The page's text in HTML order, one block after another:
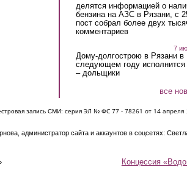
делятся информацией о
бензина на АЗС в Рязани, с
пост собрал более двух
комментариев
7
Дому-долгострою в Рязани в
следующем году исполнится
– дольщики
все
запись СМИ: серия ЭЛ № ФС 77 - 78261 от 14 апреля
администратор сайта и аккаунтов в соцсетях:
Концессия